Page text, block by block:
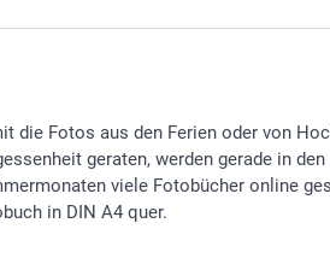
die Fotos aus den Ferien oder von
geraten, werden gerade in den
viele Fotobücher online
in DIN A4 quer.